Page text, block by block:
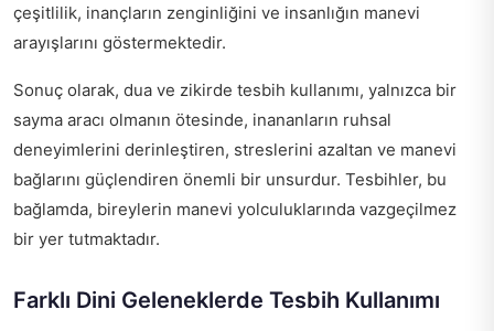
çeşitlilik, inançların zenginliğini ve insanlığın manevi
arayışlarını göstermektedir.
Sonuç olarak, dua ve zikirde tesbih kullanımı, yalnızca bir
sayma aracı olmanın ötesinde, inananların ruhsal
deneyimlerini derinleştiren, streslerini azaltan ve manevi
bağlarını güçlendiren önemli bir unsurdur. Tesbihler, bu
bağlamda, bireylerin manevi yolculuklarında vazgeçilmez
bir yer tutmaktadır.
Farklı Dini Geleneklerde Tesbih Kullanımı